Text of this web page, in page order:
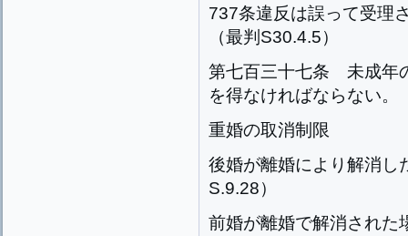
737条違反は誤って受理
（最判S30.4.5）
第七百三十七条 未成年
を得なければならない。
重婚の取消制限
後婚が離婚により解消し
S.9.28）
前婚が離婚で解消された